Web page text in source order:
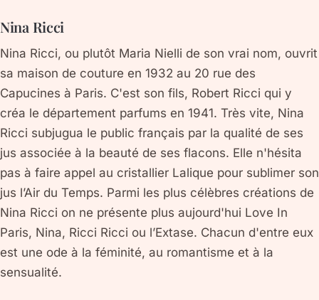
Nina Ricci
Nina Ricci, ou plutôt Maria Nielli de son vrai nom, ouvrit
sa maison de couture en 1932 au 20 rue des
Capucines à Paris. C'est son fils, Robert Ricci qui y
créa le département parfums en 1941. Très vite, Nina
Ricci subjugua le public français par la qualité de ses
jus associée à la beauté de ses flacons. Elle n'hésita
pas à faire appel au cristallier Lalique pour sublimer son
jus l’Air du Temps. Parmi les plus célèbres créations de
Nina Ricci on ne présente plus aujourd'hui Love In
Paris, Nina, Ricci Ricci ou l’Extase. Chacun d'entre eux
est une ode à la féminité, au romantisme et à la
sensualité.